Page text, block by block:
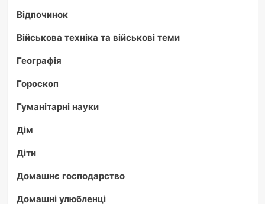
Відпочинок
Військова техніка та військові теми
Географія
Гороскоп
Гуманітарні науки
Дім
Діти
Домашнє господарство
Домашні улюбленці